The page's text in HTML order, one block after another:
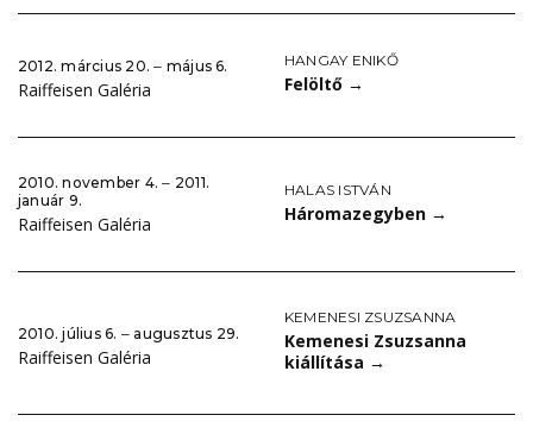
2012. március 20. ‒ május 6.
Raiffeisen Galéria
HANGAY ENIKŐ
Felöltő →
2010. november 4. ‒ 2011.
január 9.
Raiffeisen Galéria
HALAS ISTVÁN
Háromazegyben →
2010. július 6. ‒ augusztus 29.
Raiffeisen Galéria
KEMENESI ZSUZSANNA
Kemenesi Zsuzsanna
kiállítása →